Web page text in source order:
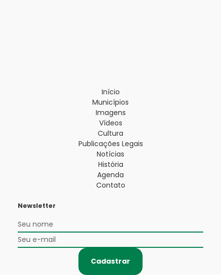
Início
Municípios
Imagens
Vídeos
Cultura
Publicações Legais
Notícias
História
Agenda
Contato
Newsletter
Cadastrar